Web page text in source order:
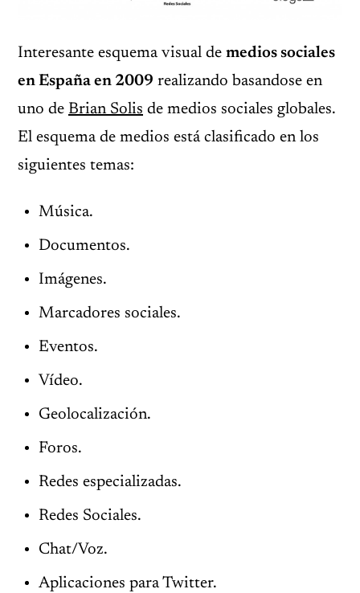
Interesante esquema visual de medios sociales
en España en 2009 realizando basandose en
uno de Brian Solis de medios sociales globales.
El esquema de medios está clasificado en los
siguientes temas:
Música.
Documentos.
Imágenes.
Marcadores sociales.
Eventos.
Vídeo.
Geolocalización.
Foros.
Redes especializadas.
Redes Sociales.
Chat/Voz.
Aplicaciones para Twitter.